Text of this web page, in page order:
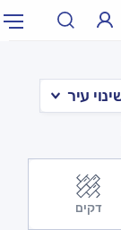
דקים